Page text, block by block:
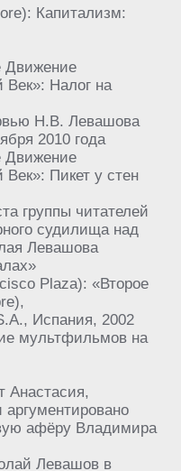
Капитализм:
Движение
Век»: Налог на
Н.В. Левашова
2010 года
Движение
Пикет у стен
группы читателей
судилища над
Левашова
Plaza): «Второе
Испания, 2002
мультфильмов на
Анастасия,
афёру Владимира
Левашов в